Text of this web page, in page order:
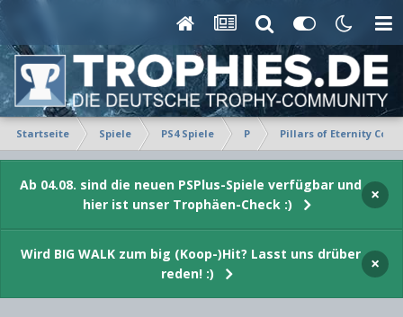
Startseite Spiele PS4 Spiele P Pillars of Eternity
Ab 04.08. sind die neuen PSPlus-Spiele verfügbar und
hier ist unser Trophäen-Check :)
×
Wird BIG WALK zum big (Koop-)Hit? Lasst uns drüber
reden! :)
×